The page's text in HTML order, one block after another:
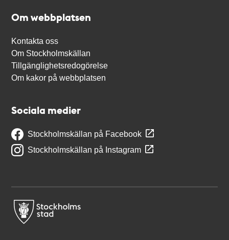
Om webbplatsen
Kontakta oss
Om Stockholmskällan
Tillgänglighetsredogörelse
Om kakor på webbplatsen
Sociala medier
Stockholmskällan på Facebook
Stockholmskällan på Instagram